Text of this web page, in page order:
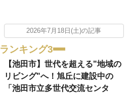
2026年7月18日(土)の記事
ランキング3
【池田市】世代を超える"地域の
リビング"へ！旭丘に建設中の
「池田市立多世代交流センタ